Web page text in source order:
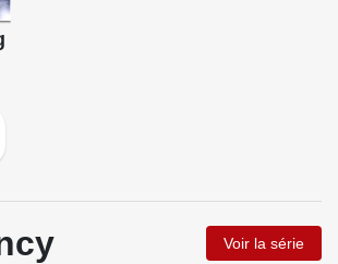
Voir la série